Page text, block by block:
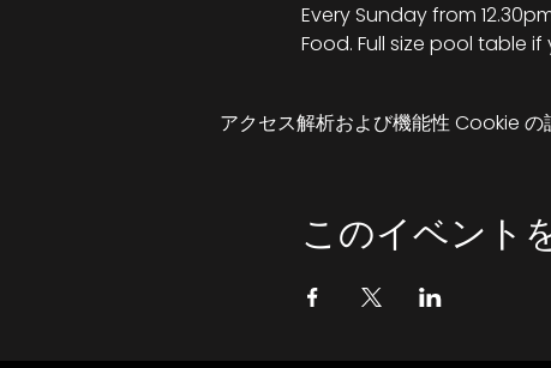
Every Sunday from
Food. Full size pool table
アクセス解析および機能性 Cookie
このイベント